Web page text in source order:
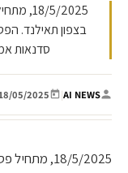
18/5/
בצפון תאילנד.
סדנאות
AI NEWS
|
05/2025
18/5/2025,